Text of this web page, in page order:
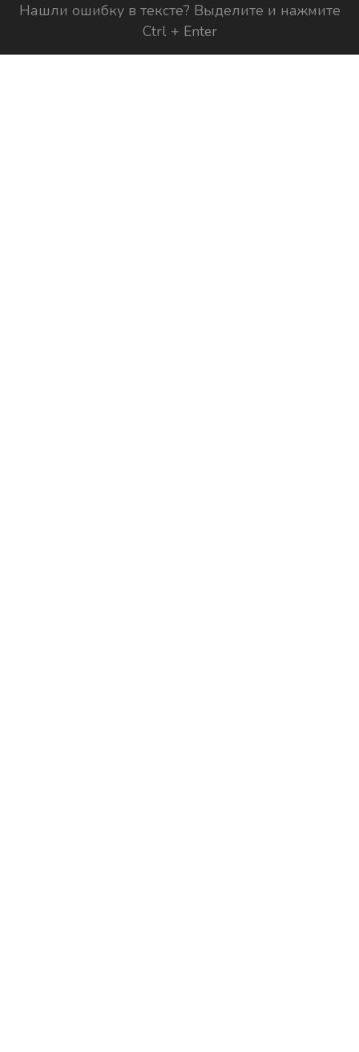
Нашли ошибку в тексте? Выделите и нажмите
Ctrl + Enter